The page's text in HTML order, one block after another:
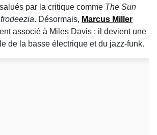
par la critique comme The Sun
. Désormais, Marcus Miller
associé à Miles Davis : il devient une
de la basse électrique et du jazz-funk.